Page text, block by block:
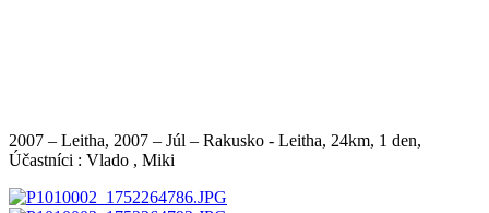
2007 – Leitha, 2007 – Júl – Rakusko - Leitha, 24km, 1 den,
Účastníci : Vlado , Miki